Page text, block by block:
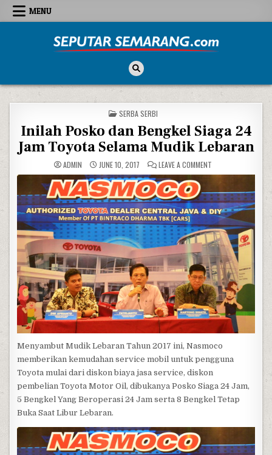
Skip to content
MENU
POSTED IN
SERBA SERBI
Inilah Posko dan Bengkel Siaga 24
Jam Toyota Selama Mudik Lebaran
ADMIN JUNE 10, 2017 LEAVE A COMMENT
Menyambut Mudik Lebaran Tahun 2017 ini, Nasmoco
memberikan kemudahan service mobil untuk pengguna
Toyota mulai dari diskon biaya jasa service, diskon
pembelian Toyota Motor Oil, dibukanya Posko Siaga 24 Jam,
5 Bengkel Yang Beroperasi 24 Jam serta 8 Bengkel Tetap
Buka Saat Libur Lebaran.